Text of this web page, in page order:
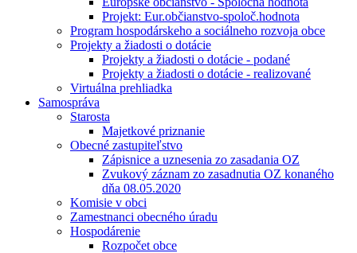
Projekt: Eur.občianstvo-spoloč.hodnota
Program hospodárskeho a sociálneho rozvoja obce
Projekty a žiadosti o dotácie
Projekty a žiadosti o dotácie - podané
Projekty a žiadosti o dotácie - realizované
Virtuálna prehliadka
Samospráva
Starosta
Majetkové priznanie
Obecné zastupiteľstvo
Zápisnice a uznesenia zo zasadania OZ
Zvukový záznam zo zasadnutia OZ konaného
dňa 08.05.2020
Komisie v obci
Zamestnanci obecného úradu
Hospodárenie
Rozpočet obce